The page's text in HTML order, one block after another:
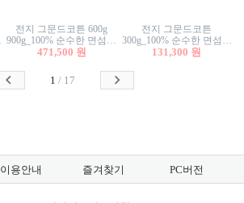
전지 그문드코튼 600g
900g_100% 순수한 면섬유
로 만든 친환경프리미엄
471,500 원
전지 그문드코튼
300g_100% 순수한 면섬유
로 만든 친환경프리미엄
131,300 원
1 / 17
이용안내 즐겨찾기 PC버전